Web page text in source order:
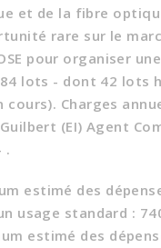
et de la fibre
rare sur le
pour organiser
lots - dont 42 lots
cours). Charges
(EI) Agent
.
estimé des
usage standard :
estimé des